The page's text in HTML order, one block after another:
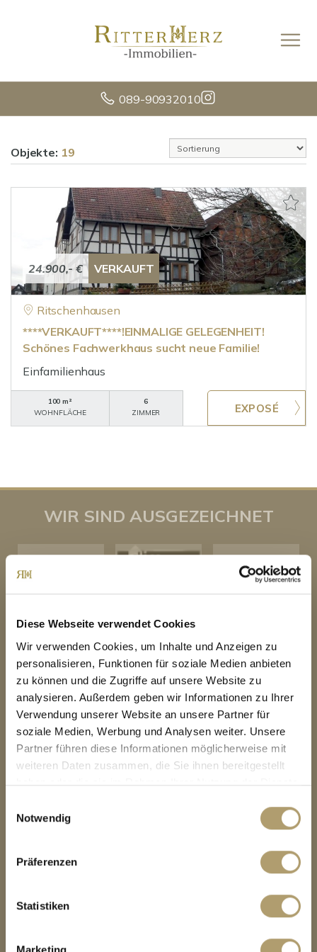
Diese Webseite verwendet Cookies
Wir verwenden Cookies, um Inhalte und Anzeigen zu
personalisieren, Funktionen für soziale Medien anbieten
zu können und die Zugriffe auf unsere Website zu
analysieren. Außerdem geben wir Informationen zu Ihrer
Verwendung unserer Website an unsere Partner für
soziale Medien, Werbung und Analysen weiter. Unsere
Partner führen diese Informationen möglicherweise mit
weiteren Daten zusammen, die Sie ihnen bereitgestellt
haben oder die sie im Rahmen Ihrer Nutzung der Dienste
Notwendig
Präferenzen
Statistiken
089-90932010
Objekte: 19
24.900,- € VERKAUFT
Ritschenhausen
****VERKAUFT****!EINMALIGE GELEGENHEIT!
Schönes Fachwerkhaus sucht neue Familie!
Einfamilienhaus
100 m²
WOHNFLÄCHE
6
ZIMMER
WIR SIND AUSGEZEICHNET
KONTAKT
82031 Grünwald
Tel.:089 / 909 320 10